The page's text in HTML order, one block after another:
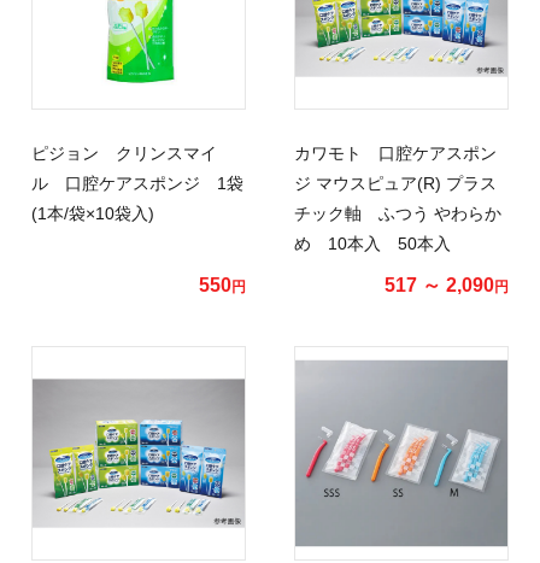
ピジョン クリンスマイ
ル 口腔ケアスポンジ 1袋
(1本/袋×10袋入)
550円
カワモト 口腔ケアスポン
ジ マウスピュア(R) プラス
チック軸 ふつう やわらか
め 10本入 50本入
517 ～ 2,090円